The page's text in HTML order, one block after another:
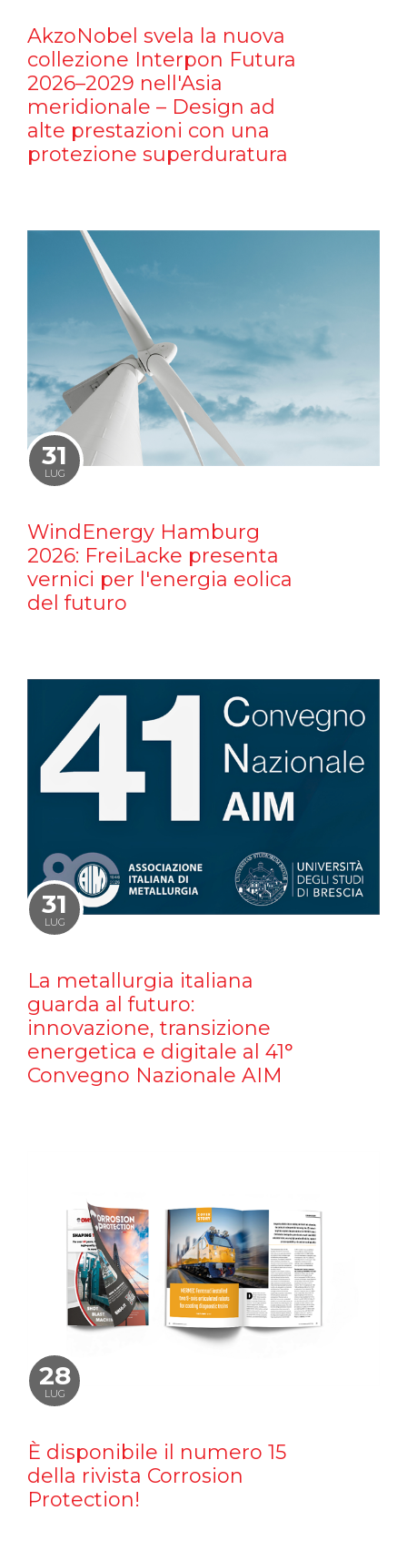
AkzoNobel svela la nuova
collezione Interpon Futura
2026–2029 nell'Asia
meridionale – Design ad
alte prestazioni con una
protezione superduratura
31
LUG
WindEnergy Hamburg
2026: FreiLacke presenta
vernici per l'energia eolica
del futuro
31
LUG
La metallurgia italiana
guarda al futuro:
innovazione, transizione
energetica e digitale al 41°
Convegno Nazionale AIM
28
LUG
È disponibile il numero 15
della rivista Corrosion
Protection!